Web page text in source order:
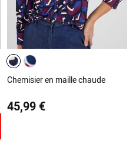
Chemisier en maille chaude
45,99 €